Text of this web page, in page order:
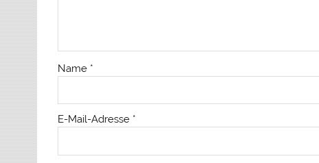
Name *
E-Mail-Adresse *